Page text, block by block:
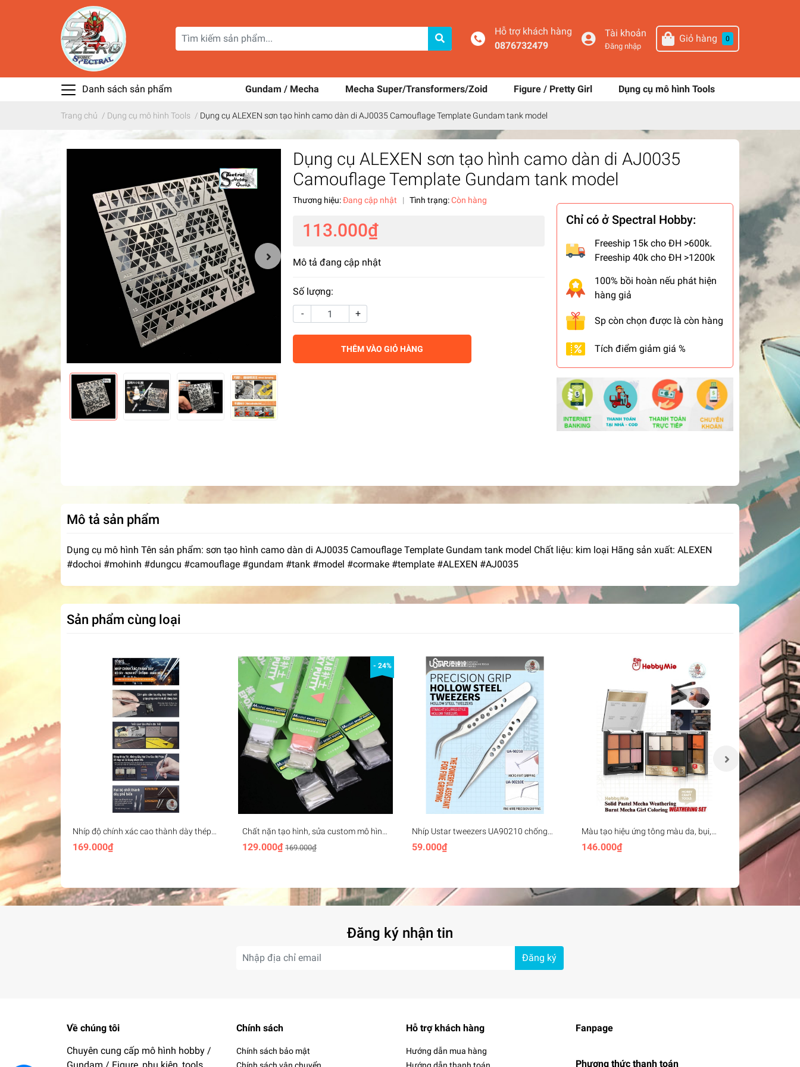
Hỗ trợ khách hàng
0876732479
Tài khoản
Đăng nhập
Giỏ hàng 0
Danh sách sản phẩm Gundam / Mecha Mecha Super/Transformers/Zoid Figure / Pretty Girl Dụng cụ mô hình Tools
Trang chủ / Dụng cụ mô hình Tools / Dụng cụ ALEXEN sơn tạo hình camo dàn di AJ0035 Camouflage Template Gundam tank model
Dụng cụ ALEXEN sơn tạo hình camo dàn di AJ0035
Camouflage Template Gundam tank model
Thương hiệu:Đang cập nhật | Tình trạng:Còn hàng
113.000₫
Mô tả đang cập nhật
Số lượng:
-
+
THÊM VÀO GIỎ HÀNG
Chỉ có ở Spectral Hobby:
Freeship 15k cho ĐH >600k.
Freeship 40k cho ĐH >1200k
100% bồi hoàn nếu phát hiện
hàng giả
Sp còn chọn được là còn hàng
Tích điểm giảm giá %
Mô tả sản phẩm
Dụng cụ mô hình Tên sản phẩm: sơn tạo hình camo dàn di AJ0035 Camouflage Template Gundam tank model Chất liệu: kim loại Hãng sản xuất: ALEXEN
#dochoi #mohinh #dungcu #camouflage #gundam #tank #model #cormake #template #ALEXEN #AJ0035
Sản phẩm cùng loại
Nhíp độ chính xác cao thành dày thép
không gỉ Stedi Thick-walled Strong
Precision Tweezers
169.000₫
- 24%
Chất nặn tạo hình, sửa custom mô hình
Epoxy Putty AB SNDME
129.000₫ 169.000₫
Nhíp Ustar tweezers UA90210 chống
tĩnh điện, độ chính xác cao Anti-static
High Precision
59.000₫
Màu tạo hiệu ứng tông màu da, bụi,
bong tróc cháy Hobby Mio Weathering
146.000₫
Decal
Hobby Mio
Round M01
109.000₫
Đăng ký nhận tin
Đăng ký
Về chúng tôi
Chuyên cung cấp mô hình hobby /
Chính sách
Chính sách bảo mật
Hỗ trợ khách hàng
Hướng dẫn mua hàng
Fanpage
Phương thức thanh toán